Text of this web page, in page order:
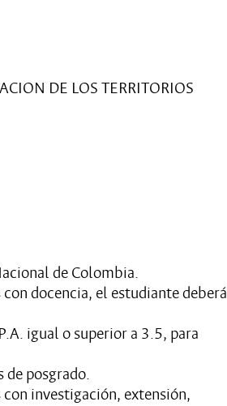
DE LOS TERRITORIOS
de Colombia.
docencia, el estudiante deberá
igual o superior a 3.5, para
de posgrado.
investigación, extensión,